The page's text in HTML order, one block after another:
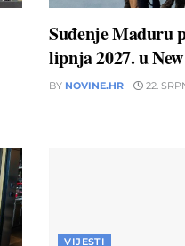
Suđenje Maduru
lipnja 2027. u
BY NOVINE.HR 22.
VIJESTI